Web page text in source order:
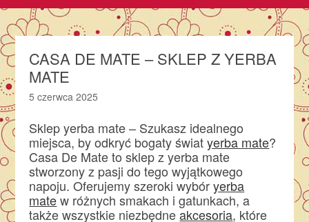
CASA DE MATE – SKLEP Z YERBA
MATE
5 czerwca 2025
Sklep yerba mate – Szukasz idealnego
miejsca, by odkryć bogaty światyerba mate?
Casa De Mate to sklep z yerba mate
stworzony z pasji do tego wyjątkowego
napoju. Oferujemy szeroki wybóryerba
matew różnych smakach i gatunkach, a
także wszystkie niezbędneakcesoria, które